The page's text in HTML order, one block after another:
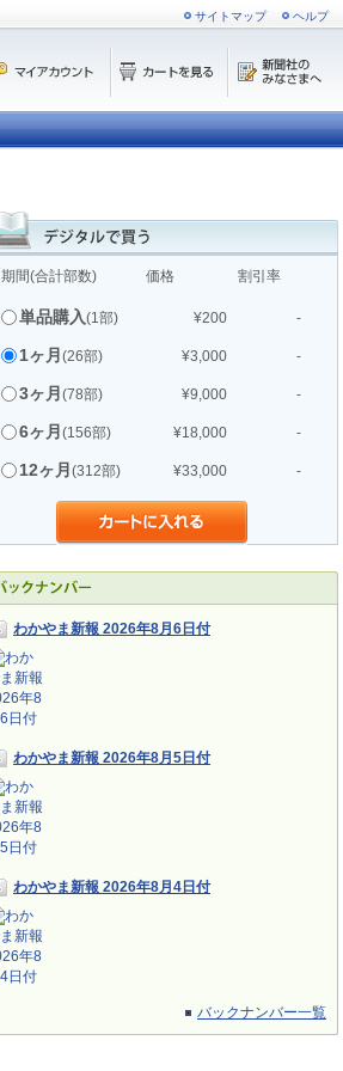
サイトマップ ヘルプ
期間(合計部数) 価格 割引率
単品購入(1部) ¥200 -
1ヶ月 (26部) ¥3,000 -
3ヶ月 (78部) ¥9,000 -
6ヶ月 (156部) ¥18,000 -
12ヶ月 (312部) ¥33,000 -
わかやま新報 2026年8月6日付
わかやま新報 2026年8月5日付
わかやま新報 2026年8月4日付
バックナンバー一覧